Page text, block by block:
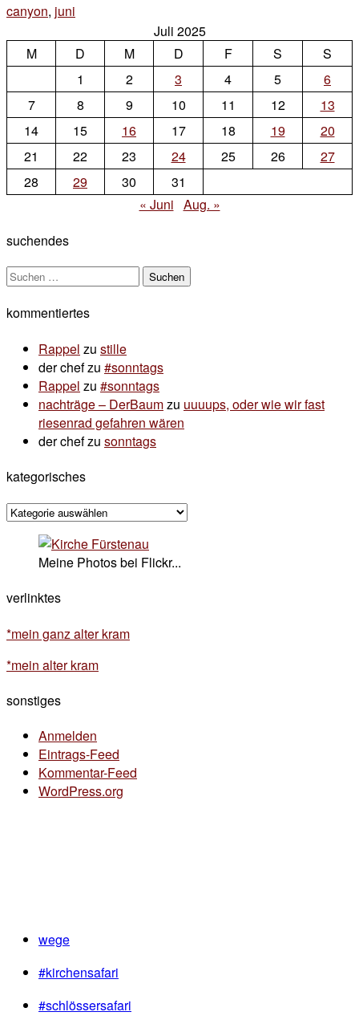
canyon, juni
grand
canyon
Juli 2025
M
D M D F S
S
1
2 3 4 5
6
7
8 9 10 11 12
13
14
15 16 17 18 19
20
21
22 23 24 25 26
27
28
29 30
31
« Juni Aug. »
suchendes
Suchen
kommentiertes
Rappel zu stille
der chefzu #sonntags
Rappel zu #sonntags
nachträge – DerBaumzu uuuups, oder wie wir fast
riesenrad gefahren wären
der chefzu sonntags
kategorisches
kategorisches
Meine Photos bei Flickr...
verlinktes
*mein ganz alter kram
*mein alter kram
sonstiges
Anmelden
Eintrags-Feed
Kommentar-Feed
WordPress.org
wege
#kirchensafari
#schlössersafari